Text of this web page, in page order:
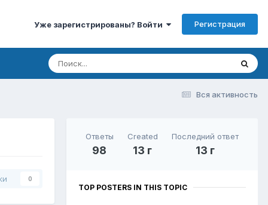
Уже зарегистрированы? Войти Регистрация
Вся активность
0
Ответы
98
Created
13 г
Последний ответ
13 г
TOP POSTERS IN THIS TOPIC